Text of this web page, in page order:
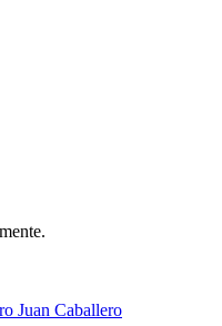
Juan Caballero